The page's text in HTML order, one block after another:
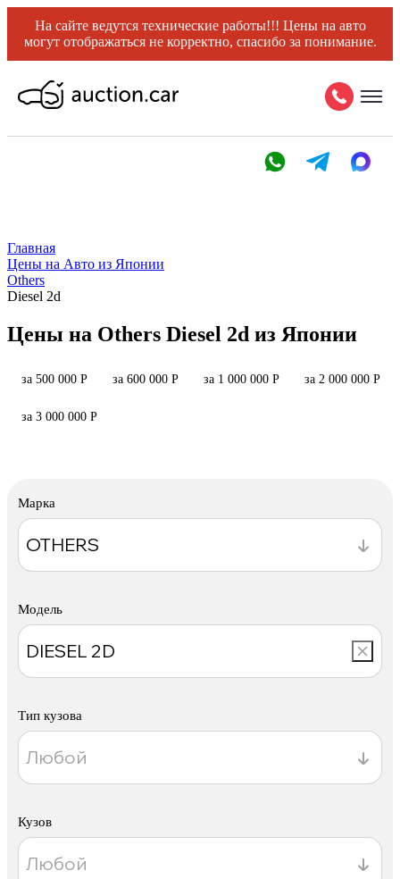
На сайте ведутся технические работы!!! Цены на авто
могут отображаться не корректно, спасибо за понимание.
Главная
Цены на Авто из Японии
Others
Diesel 2d
Цены на Others Diesel 2d из Японии
за 500 000 Р за 600 000 Р за 1 000 000 Р за 2 000 000 Р
за 3 000 000 Р
Марка
Модель
Тип кузова
Кузов